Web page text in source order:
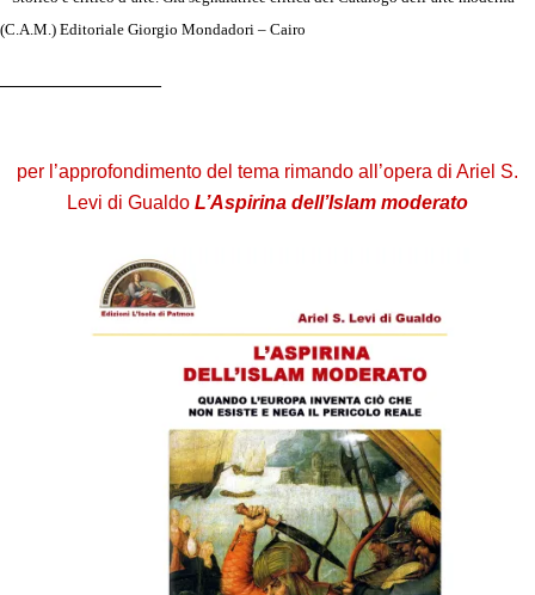
(C.A.M.) Editoriale Giorgio Mondadori – Cairo
per l’approfondimento del tema rimando all’opera di Ariel S.
Levi di Gualdo L’Aspirina dell’Islam moderato